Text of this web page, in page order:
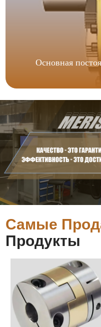
Основная
Самые
Продукты